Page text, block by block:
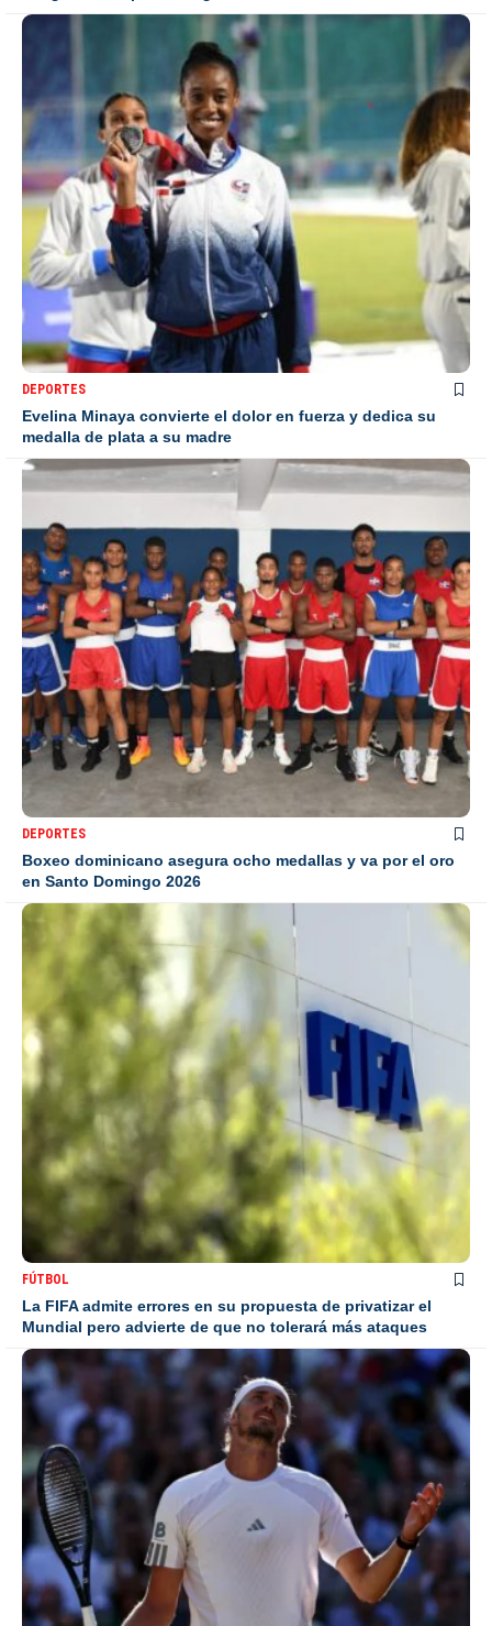
DEPORTES
Evelina Minaya convierte el dolor en fuerza y dedica su
medalla de plata a su madre
DEPORTES
Boxeo dominicano asegura ocho medallas y va por el oro
en Santo Domingo 2026
FÚTBOL
La FIFA admite errores en su propuesta de privatizar el
Mundial pero advierte de que no tolerará más ataques